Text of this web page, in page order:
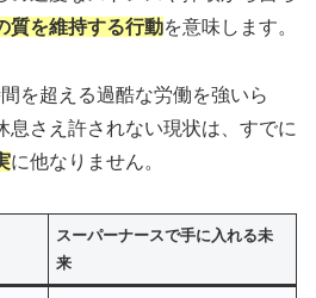
質を維持する行動を意味します。
を超える過酷な労働を強いら
息さえ許されない現状は、すでに
に他なりません。
スーパーナースで手に入れる未
来